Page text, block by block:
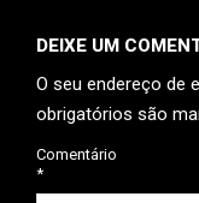
DEIXE UM
O seu endereço de
obrigatórios são
Comentário
*